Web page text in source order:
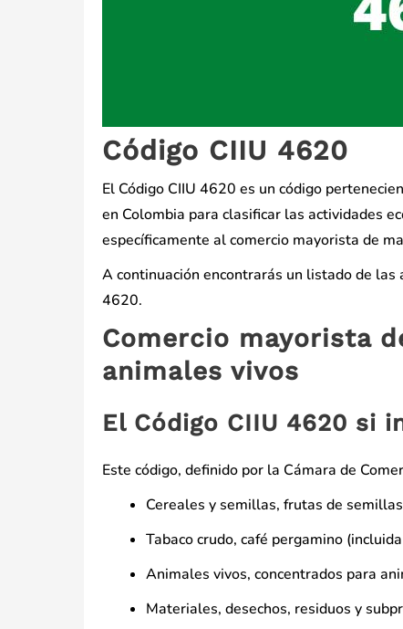
Código CIIU 4620
El Código CIIU 4620 es un código
en Colombia para clasificar las actividades
específicamente al comercio mayorista de
A continuación encontrarás un listado de las
4620.
Comercio mayorista
animales vivos
El Código CIIU 4620 si
Este código, definido por la Cámara de
Cereales y semillas, frutas de
Tabaco crudo, café pergamino
Animales vivos, concentrados para
Materiales, desechos, residuos y